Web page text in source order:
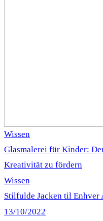
Wissen
Glasmalerei für Kinder:
Kreativität zu fördern
Wissen
Stilfulde Jacken til Enhver
13/10/2022